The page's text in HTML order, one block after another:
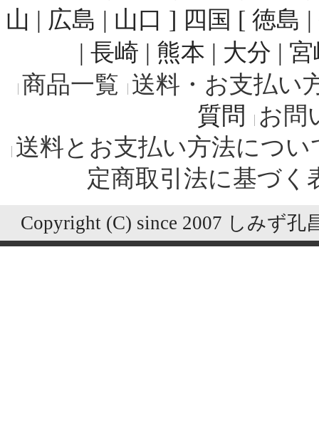
山 | 広島 | 山口 ] 四国 [ 徳島
| 長崎 | 熊本 | 大分 |
商品一覧 送料・お支払い
質問
お問
送料とお支払い方法につい
定商取引法に基づく
Copyright (C) since 2007 しみず